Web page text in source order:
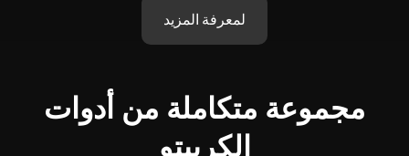
لمعرفة المزيد
مجموعة متكاملة من أدوات
الكريبتو